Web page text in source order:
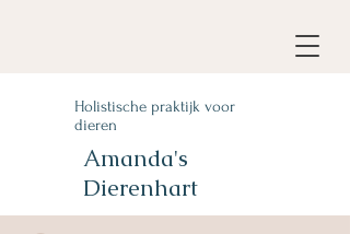
Holistische praktijk voor
dieren
Amanda's
Dierenhart